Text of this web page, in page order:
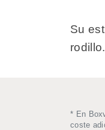
Su
rodillo.
* En
coste